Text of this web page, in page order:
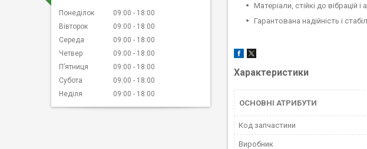
Матеріали, стійкі до вібрацій і
Гарантована надійність і
Характеристики
ОСНОВНІ АТРИБУТИ
Код запчастини
Виробник
Понеділок 09:00
18:00
Вівторок
09:00
18:00
Середа
09:00
18:00
Четвер
09:00
18:00
Пʼятниця
09:00
18:00
Субота
09:00
18:00
Неділя
09:00 18:00